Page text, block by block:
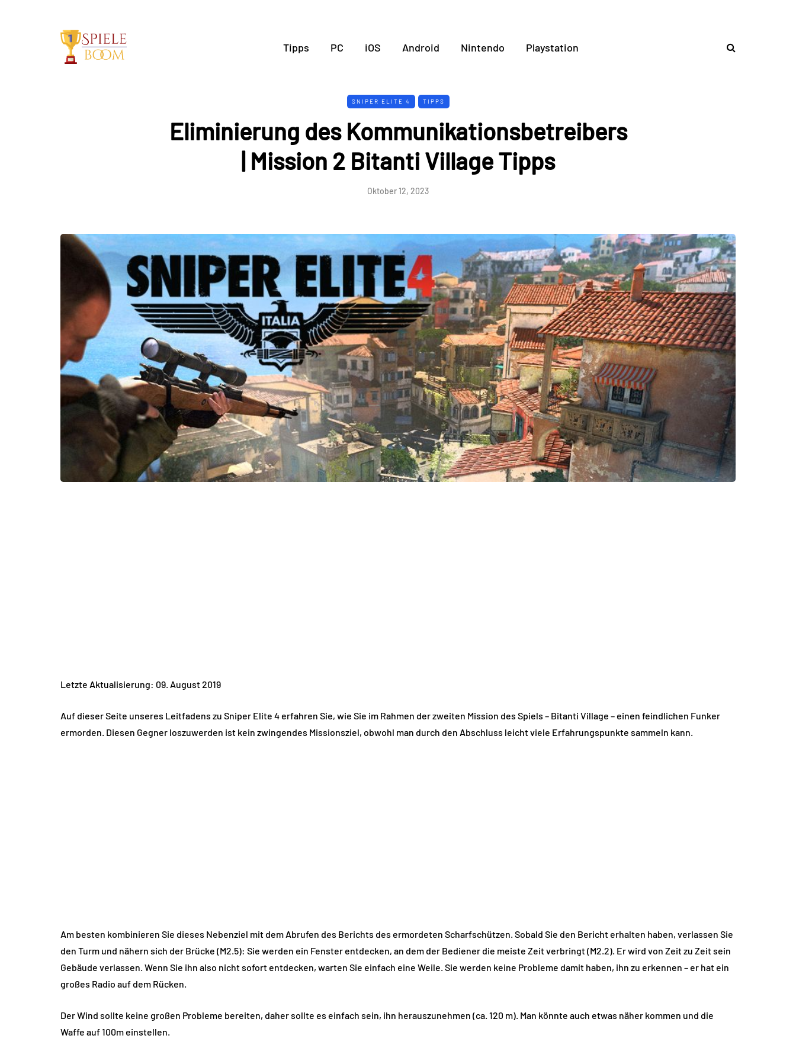
Tipps PC iOS Android Nintendo Playstation
SNIPER ELITE 4 TIPPS
Eliminierung des Kommunikationsbetreibers
| Mission 2 Bitanti Village Tipps
Oktober 12, 2023
Letzte Aktualisierung: 09. August 2019
Auf dieser Seite unseres Leitfadens zu Sniper Elite 4 erfahren Sie, wie Sie im Rahmen der zweiten Mission des Spiels – Bitanti Village – einen feindlichen Funker
ermorden. Diesen Gegner loszuwerden ist kein zwingendes Missionsziel, obwohl man durch den Abschluss leicht viele Erfahrungspunkte sammeln kann.
Am besten kombinieren Sie dieses Nebenziel mit dem Abrufen des Berichts des ermordeten Scharfschützen. Sobald Sie den Bericht erhalten haben, verlassen Sie
den Turm und nähern sich der Brücke (M2.5): Sie werden ein Fenster entdecken, an dem der Bediener die meiste Zeit verbringt (M2.2). Er wird von Zeit zu Zeit sein
Gebäude verlassen. Wenn Sie ihn also nicht sofort entdecken, warten Sie einfach eine Weile. Sie werden keine Probleme damit haben, ihn zu erkennen – er hat ein
großes Radio auf dem Rücken.
Der Wind sollte keine großen Probleme bereiten, daher sollte es einfach sein, ihn herauszunehmen (ca. 120 m). Man könnte auch etwas näher kommen und die
Waffe auf 100m einstellen.